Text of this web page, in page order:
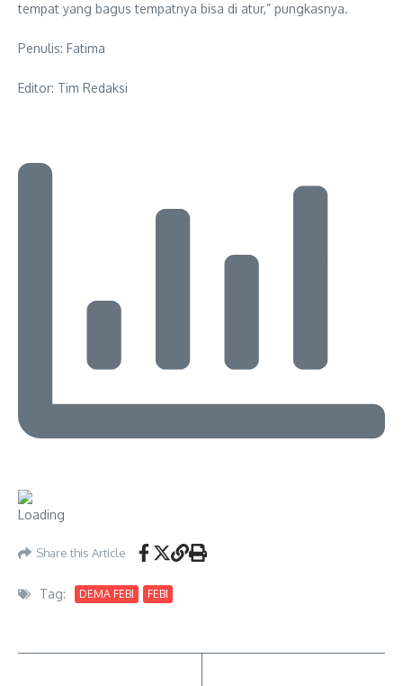
tempat yang bagus tempatnya bisa di atur,” pungkasnya.
Penulis: Fatima
Editor: Tim Redaksi
Share this Article
Tag: DEMA FEBI FEBI